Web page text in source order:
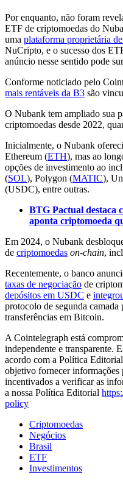
Por enquanto, não foram
ETF de criptomoedas do
uma plataforma proprietária
NuCripto, e o sucesso dos
anúncio nesse sentido pode
Conforme noticiado pelo
mais rentáveis da B3 são
O Nubank tem ampliado sua
criptomoedas desde 2022,
Inicialmente, o Nubank
Ethereum (ETH), mas ao
opções de investimento ao
(SOL), Polygon (MATIC),
(USDC), entre outras.
BTG Pactual destaca
aponta criptomoeda
Em 2024, o Nubank
de criptomoedas on-chain,
Recentemente, o banco
taxas de negociação de
depósitos em USDC e
protocolo de segunda
transferências em Bitcoin.
A Cointelegraph está
independente e transparente.
acordo com a Política
objetivo fornecer informações
incentivados a verificar as
a nossa Política Editorial
policy
Criptomoedas
Negócios
Brasil
ETF
Investimentos